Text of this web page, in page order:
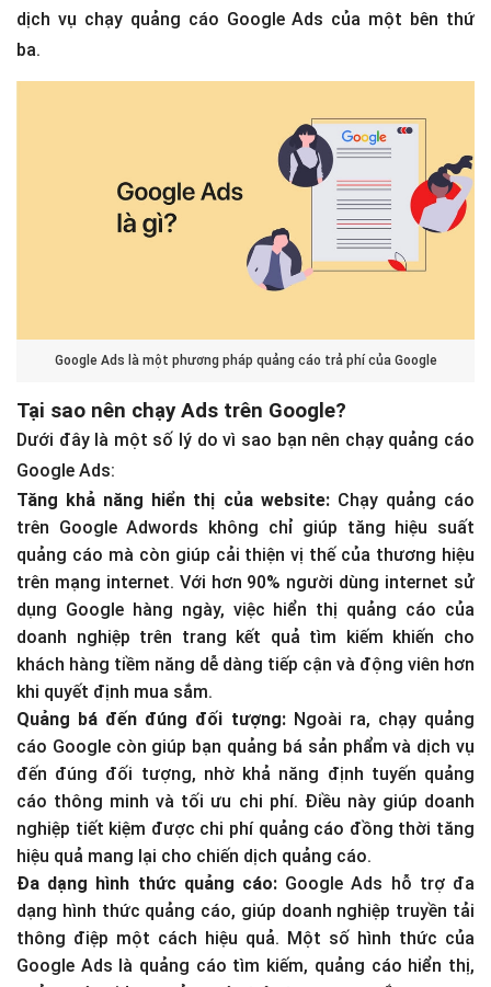
dịch vụ chạy quảng cáo Google Ads của một bên thứ
ba.
Google Ads là một phương pháp quảng cáo trả phí của Google
Tại sao nên chạy Ads trên Google?
Dưới đây là một số lý do vì sao bạn nên chạy quảng cáo
Google Ads:
Tăng khả năng hiển thị của website:Chạy quảng cáo
trên Google Adwords không chỉ giúp tăng hiệu suất
quảng cáo mà còn giúp cải thiện vị thế của thương hiệu
trên mạng internet. Với hơn 90% người dùng internet sử
dụng Google hàng ngày, việc hiển thị quảng cáo của
doanh nghiệp trên trang kết quả tìm kiếm khiến cho
khách hàng tiềm năng dễ dàng tiếp cận và động viên hơn
khi quyết định mua sắm.
Quảng bá đến đúng đối tượng:Ngoài ra, chạy quảng
cáo Google còn giúp bạn quảng bá sản phẩm và dịch vụ
đến đúng đối tượng, nhờ khả năng định tuyến quảng
cáo thông minh và tối ưu chi phí. Điều này giúp doanh
nghiệp tiết kiệm được chi phí quảng cáo đồng thời tăng
hiệu quả mang lại cho chiến dịch quảng cáo.
Đa dạng hình thức quảng cáo: Google Ads hỗ trợ đa
dạng hình thức quảng cáo, giúp doanh nghiệp truyền tải
thông điệp một cách hiệu quả. Một số hình thức của
Google Ads là quảng cáo tìm kiếm, quảng cáo hiển thị,